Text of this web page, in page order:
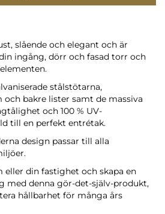
slående och elegant och är
ingång, dörr och fasad torr och
stålstötarna,
bakre lister samt de massiva
och 100 % UV-
till en perfekt entrétak.
design passar till alla
eller din fastighet och skapa en
med denna gör-det-själv-produkt,
hållbarhet för många års